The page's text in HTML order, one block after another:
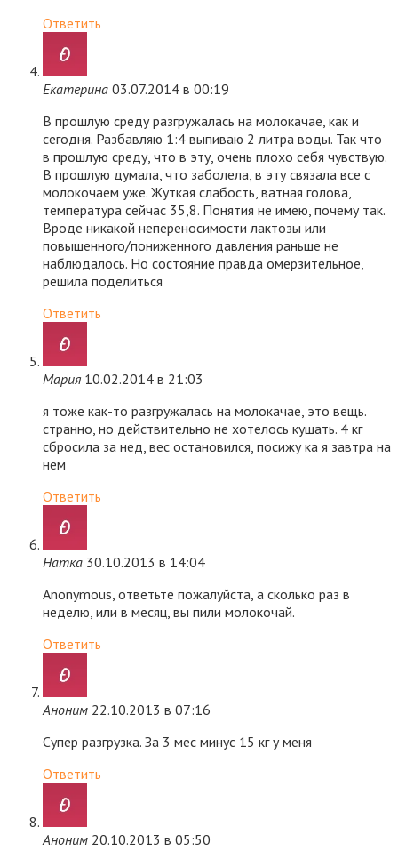
Ответить
Екатерина 03.07.2014 в 00:19
В прошлую среду разгружалась на молокачае, как и
сегодня. Разбавляю 1:4 выпиваю 2 литра воды. Так что
в прошлую среду, что в эту, очень плохо себя чувствую.
В прошлую думала, что заболела, в эту связала все с
молокочаем уже. Жуткая слабость, ватная голова,
температура сейчас 35,8. Понятия не имею, почему так.
Вроде никакой непереносимости лактозы или
повышенного/пониженного давления раньше не
наблюдалось. Но состояние правда омерзительное,
решила поделиться
Ответить
Мария 10.02.2014 в 21:03
я тоже как-то разгружалась на молокачае, это вещь.
странно, но действительно не хотелось кушать. 4 кг
сбросила за нед, вес остановился, посижу ка я завтра на
нем
Ответить
Натка 30.10.2013 в 14:04
Anonymous, ответьте пожалуйста, а сколько раз в
неделю, или в месяц, вы пили молокочай.
Ответить
Аноним 22.10.2013 в 07:16
Супер разгрузка. За 3 мес минус 15 кг у меня
Ответить
Аноним 20.10.2013 в 05:50